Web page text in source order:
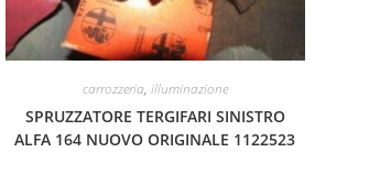
carrozzeria, illuminazione
SPRUZZATORE TERGIFARI SINISTRO
ALFA 164 NUOVO ORIGINALE 1122523